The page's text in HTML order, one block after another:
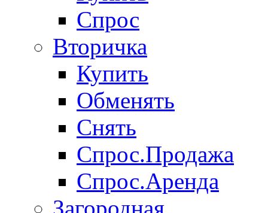
Спрос
Вторичка
Купить
Обменять
Снять
Спрос.Продажа
Спрос.Аренда